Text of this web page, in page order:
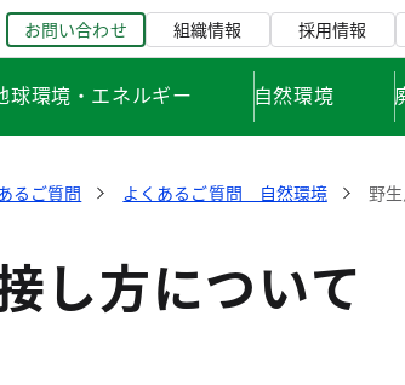
お問い合わせ 組織情報 採用情報
球環境・エネルギー 自然環境
るご質問 よくあるご質問 自然環境 野
し方につい